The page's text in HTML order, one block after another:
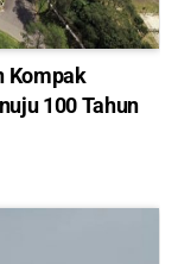
Kompak
100 Tahun